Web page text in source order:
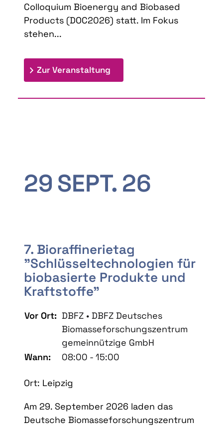
Colloquium Bioenergy and Biobased
Products (DOC2026) statt. Im Fokus
stehen...
Zur Veranstaltung
29SEPT. 26
7. Bioraffinerietag
"Schlüsseltechnologien für
biobasierte Produkte und
Kraftstoffe"
Vor Ort: DBFZ • DBFZ Deutsches
Biomasseforschungszentrum
gemeinnützige GmbH
Wann:
08:00 - 15:00
Ort: Leipzig
Am 29. September 2026 laden das
Deutsche Biomasseforschungszentrum